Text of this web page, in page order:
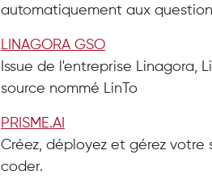
automatiquement aux
LINAGORA GSO
Issue de l'entreprise Linagora,
source nommé LinTo
PRISME.AI
Créez, déployez et gérez votre
coder.